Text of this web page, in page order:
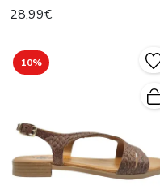
28,99€
10%